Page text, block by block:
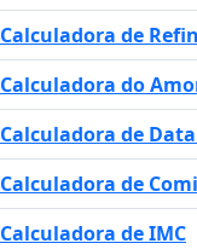
Calculadora de
Calculadora do
Calculadora de
Calculadora de
Calculadora de IMC